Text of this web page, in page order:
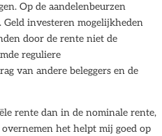
Op de aandelenbeurzen
investeren mogelijkheden
door de rente niet de
reguliere
van andere beleggers en de
rente dan in de nominale rente,
het helpt mij goed op